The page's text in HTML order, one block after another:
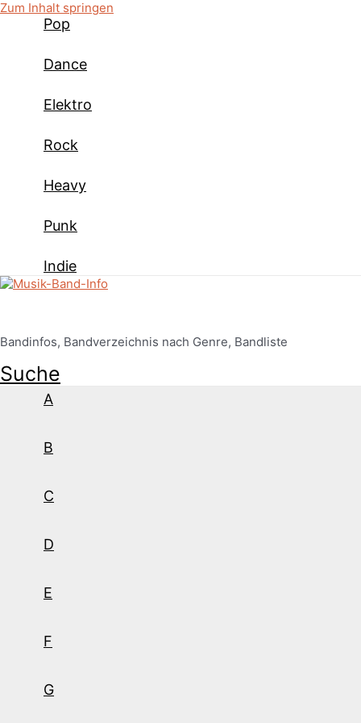
Zum Inhalt springen
Pop
Dance
Elektro
Rock
Heavy
Punk
Indie
Bandinfos, Bandverzeichnis nach Genre, Bandliste
Suche
A
B
C
D
E
F
G